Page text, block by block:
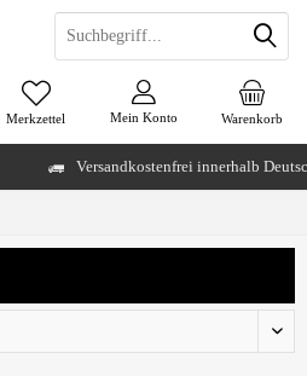
Versandkostenfrei innerhalb
Warenkorb
Merkzettel Mein Konto